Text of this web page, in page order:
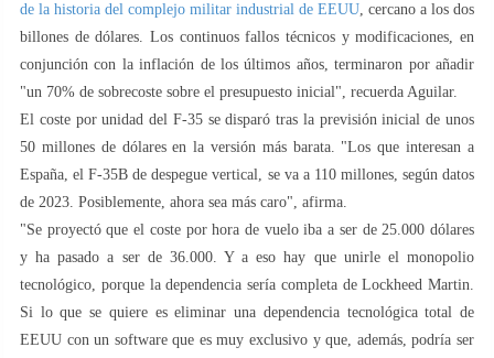
de la historia del complejo militar industrial de EEUU, cercano a los dos
billones de dólares. Los continuos fallos técnicos y modificaciones, en
conjunción con la inflación de los últimos años, terminaron por añadir
"un 70% de sobrecoste sobre el presupuesto inicial", recuerda Aguilar.
El coste por unidad del F-35 se disparó tras la previsión inicial de unos
50 millones de dólares en la versión más barata. "Los que interesan a
España, el F-35B de despegue vertical, se va a 110 millones, según datos
de 2023. Posiblemente, ahora sea más caro", afirma.
"Se proyectó que el coste por hora de vuelo iba a ser de 25.000 dólares
y ha pasado a ser de 36.000. Y a eso hay que unirle el monopolio
tecnológico, porque la dependencia sería completa de Lockheed Martin.
Si lo que se quiere es eliminar una dependencia tecnológica total de
EEUU con un software que es muy exclusivo y que, además, podría ser